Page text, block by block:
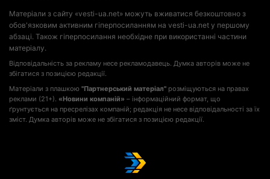
Матеріали з сайту «vesti-ua.net» можуть вживатися безкоштовно з
обов'язковим активним гіперпосиланням на vesti-ua.net у першому
абзаці. Також гіперпосилання необхідне при використанні частини
матеріалу.
Відповідальність за рекламу несе рекламодавець. Думка авторів може не
збігатися з позицією редакції.
Матеріали з плашкою "Партнерський матеріал" розміщуються на правах
реклами (21+). «Новини компаній» – інформаційний формат, що
ґрунтується на пресрелізах компаній; редакція не несе відповідальності за їх
зміст. Думка авторів може не збігатися з позицією редакції.